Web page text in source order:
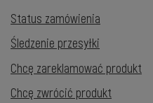
Status zamówienia
Śledzenie przesyłki
Chcę zareklamować produkt
Chcę zwrócić produkt